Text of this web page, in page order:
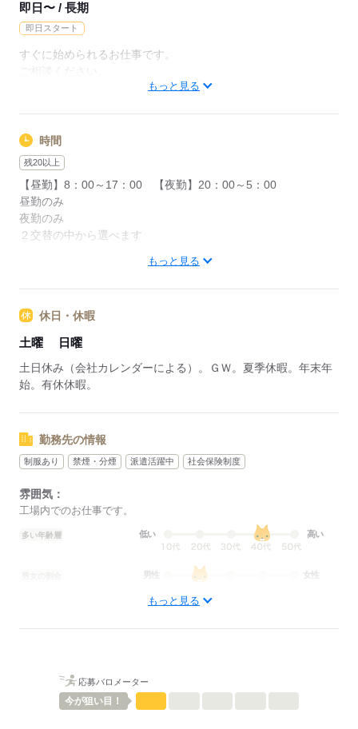
即日〜 / 長期
即日スタート
すぐに始められるお仕事です。
ご相談ください。
応募する
もっと見る
時間
残20以上
【昼勤】8：00～17：00 【夜勤】20：00～5：00
昼勤のみ
夜勤のみ
２交替の中から選べます
残業時間は毎日０～2時間あるため残業で稼ぎたいと思っている
もっと見る
休日・休暇
土曜 日曜
土日休み（会社カレンダーによる）。ＧＷ。夏季休暇。年末年
始。有休休暇。
勤務先の情報
制服あり 禁煙・分煙 派遣活躍中 社会保険制度
雰囲気：
工場内でのお仕事です。
多い年齢層 低い 高い
男性 女性
配属先部署：
機械オペレーター
20人
もっと見る
応募バロメーター
今が狙い目！